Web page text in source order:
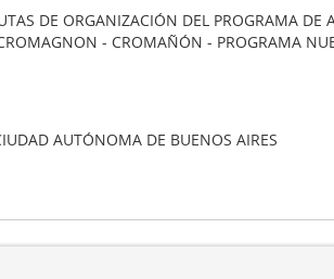
DE ORGANIZACIÓN DEL PROGRAMA
- CROMAÑÓN - PROGRAMA
AUTÓNOMA DE BUENOS AIRES